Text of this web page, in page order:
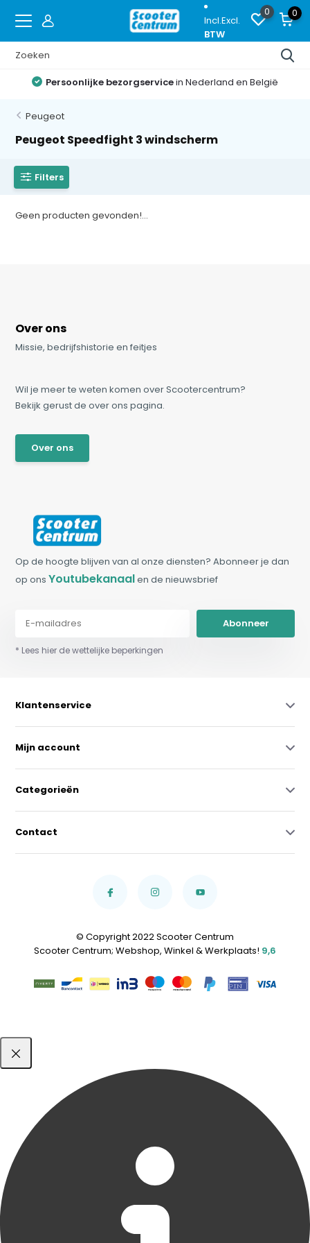
Incl.Excl.
BTW
0 0
Persoonlijke bezorgservicein Nederland en België
Peugeot
Peugeot Speedfight 3 windscherm
Filters
Geen producten gevonden!...
Over ons
Missie, bedrijfshistorie en feitjes
Wil je meer te weten komen over Scootercentrum?
Bekijk gerust de over ons pagina.
Over ons
Op de hoogte blijven van al onze diensten? Abonneer je dan
op onsYoutubekanaalen de nieuwsbrief
Abonneer
* Lees hier de wettelijke beperkingen
Klantenservice
Mijn account
Categorieën
Contact
© Copyright 2022 Scooter Centrum
Scooter Centrum; Webshop, Winkel & Werkplaats! 9,6